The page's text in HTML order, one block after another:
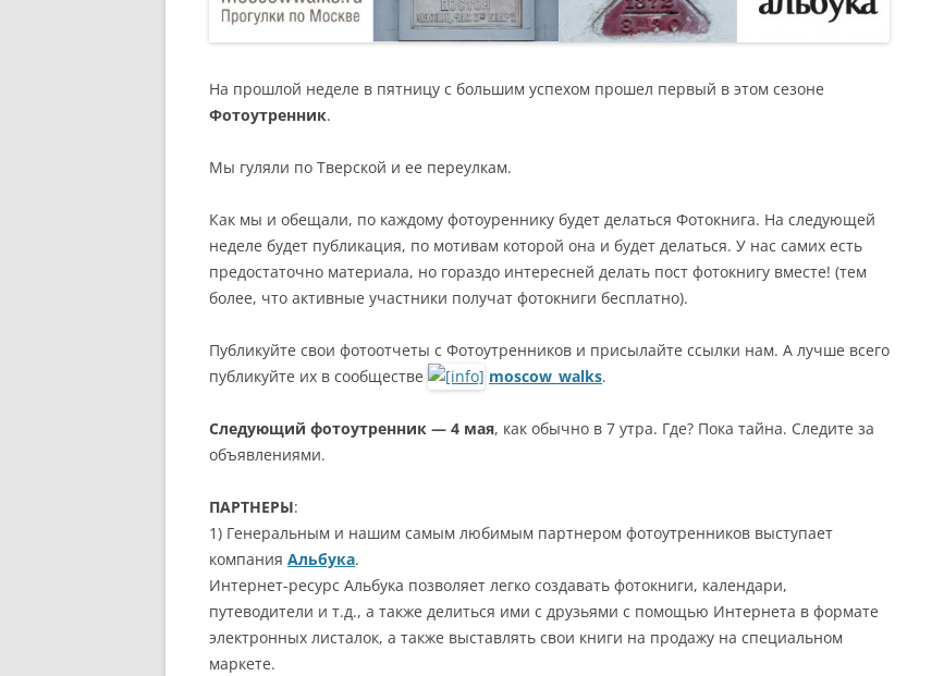
На прошлой неделе в пятницу с большим успехом прошел первый в этом сезоне
Фотоутренник.
Мы гуляли по Тверской и ее переулкам.
Как мы и обещали, по каждому фотоуреннику будет делаться Фотокнига. На следующей
неделе будет публикация, по мотивам которой она и будет делаться. У нас самих есть
предостаточно материала, но гораздо интересней делать пост фотокнигу вместе! (тем
более, что активные участники получат фотокниги бесплатно).
Публикуйте свои фотоотчеты с Фотоутренников и присылайте ссылки нам. А лучше всего
публикуйте их в сообществе
moscow_walks.
Следующий фотоутренник — 4 мая, как обычно в 7 утра. Где? Пока тайна. Следите за
объявлениями.
ПАРТНЕРЫ:
1) Генеральным и нашим самым любимым партнером фотоутренников выступает
компания Альбука.
Интернет-ресурс Альбука позволяет легко создавать фотокниги, календари,
путеводители и т.д., а также делиться ими с друзьями с помощью Интернета в формате
электронных листалок, а также выставлять свои книги на продажу на специальном
маркете.